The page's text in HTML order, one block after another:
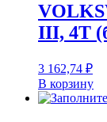
III, 4T
3 162,74 ₽
В корзину